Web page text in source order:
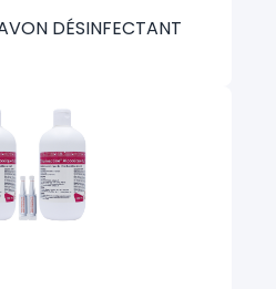
DÉSINFECTANT